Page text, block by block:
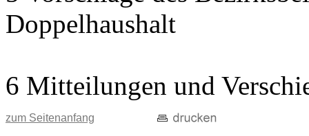
Doppelhaushalt
6 Mitteilungen und
zum Seitenanfang